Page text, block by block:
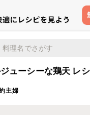
ューシーな鶏天 レ
主婦